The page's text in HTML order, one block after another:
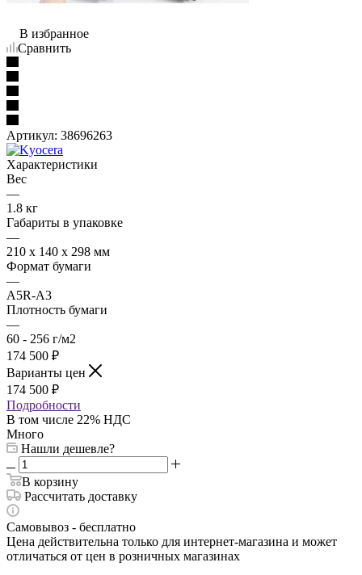
В избранное
Сравнить
Артикул: 38696263
Характеристики
Вес
—
1.8 кг
Габариты в упаковке
—
210 x 140 x 298 мм
Формат бумаги
—
А5R-A3
Плотность бумаги
—
60 - 256 г/м2
174 500 ₽
Варианты цен
174 500 ₽
Подробности
В том числе 22% НДС
Много
Нашли дешевле?
В корзину
Рассчитать доставку
Самовывоз - бесплатно
Цена действительна только для интернет-магазина и может
отличаться от цен в розничных магазинах